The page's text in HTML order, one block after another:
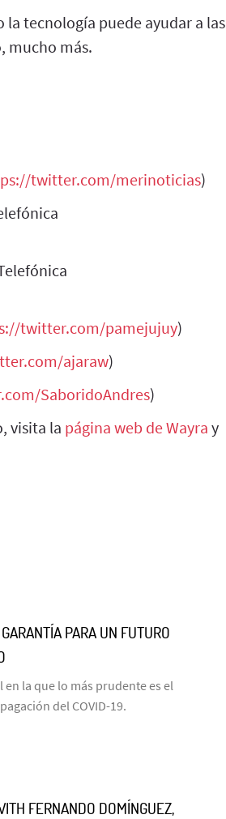
la tecnología puede ayudar a las
mucho más.
twitter.com/merinoticias)
twitter.com/pamejujuy)
ajaraw)
SaboridoAndres)
visita la página web de Wayra y
PARA UN FUTURO
la que lo más prudente es el
del COVID-19.
FERNANDO DOMÍNGUEZ,